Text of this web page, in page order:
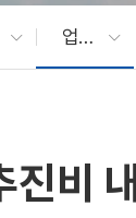
업무추진비 내역 공고
진비